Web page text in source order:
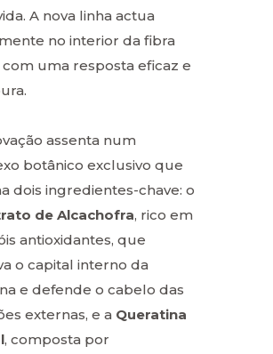
A nova linha actua
no interior da fibra
com uma resposta eficaz e
assenta num
botânico exclusivo que
dois ingredientes-chave: o
de Alcachofra, rico em
antioxidantes, que
o capital interno da
e defende o cabelo das
externas, e a Queratina
, composta por